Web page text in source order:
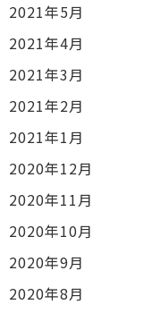
2021年5月
2021年4月
2021年3月
2021年2月
2021年1月
2020年12月
2020年11月
2020年10月
2020年9月
2020年8月